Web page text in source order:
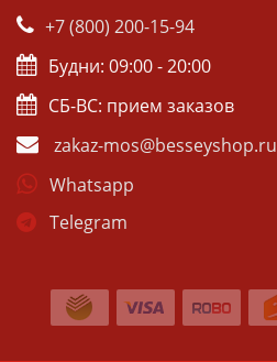
+7 (800) 200-15-94
Будни: 09:00 - 20:00
СБ-ВС: прием заказов
zakaz-mos@besseyshop.ru
Whatsapp
Telegram